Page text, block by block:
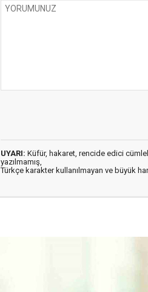
UYARI: Küfür, hakaret, rencide edici
yazılmamış,
Türkçe karakter kullanılmayan ve büyük